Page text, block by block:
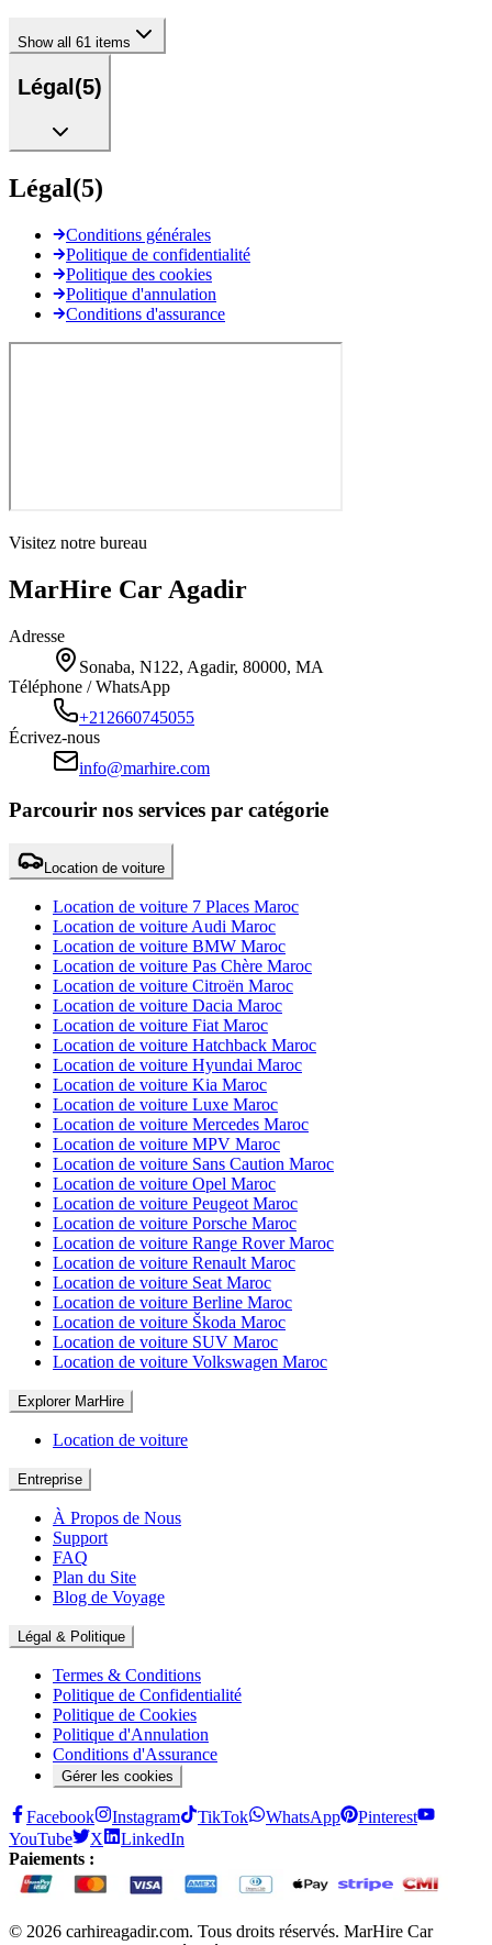
Show all 61 items
Légal (5)
Légal(5)
Conditions générales
Politique de confidentialité
Politique des cookies
Politique d'annulation
Conditions d'assurance
Visitez notre bureau
MarHire Car Agadir
Adresse
Sonaba, N122, Agadir, 80000, MA
Téléphone / WhatsApp
+212660745055
Écrivez-nous
info@marhire.com
Parcourir nos services par catégorie
Location de voiture
Location de voiture 7 Places Maroc
Location de voiture Audi Maroc
Location de voiture BMW Maroc
Location de voiture Pas Chère Maroc
Location de voiture Citroën Maroc
Location de voiture Dacia Maroc
Location de voiture Fiat Maroc
Location de voiture Hatchback Maroc
Location de voiture Hyundai Maroc
Location de voiture Kia Maroc
Location de voiture Luxe Maroc
Location de voiture Mercedes Maroc
Location de voiture MPV Maroc
Location de voiture Sans Caution Maroc
Location de voiture Opel Maroc
Location de voiture Peugeot Maroc
Location de voiture Porsche Maroc
Location de voiture Range Rover Maroc
Location de voiture Renault Maroc
Location de voiture Seat Maroc
Location de voiture Berline Maroc
Location de voiture Škoda Maroc
Location de voiture SUV Maroc
Location de voiture Volkswagen Maroc
Explorer MarHire
Location de voiture
Entreprise
À Propos de Nous
Support
FAQ
Plan du Site
Blog de Voyage
Légal & Politique
Termes & Conditions
Politique de Confidentialité
Politique de Cookies
Politique d'Annulation
Conditions d'Assurance
Gérer les cookies
Facebook Instagram TikTok WhatsApp
Pinterest
YouTube
X
LinkedIn
Paiements :
© 2026 carhireagadir.com. Tous droits réservés. MarHire Car